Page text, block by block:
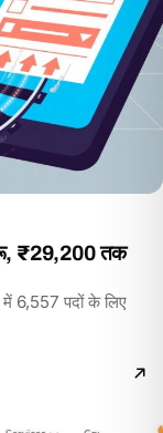
₹29,200 तक
6,557 पदों के लिए